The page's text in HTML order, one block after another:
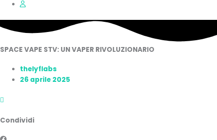
SPACE VAPE STV: UN VAPER RIVOLUZIONARIO
thelyflabs
26 aprile 2025
Condividi